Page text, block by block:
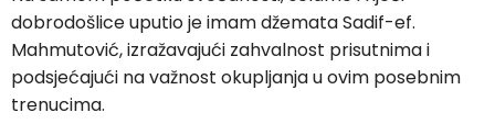
dobrodošlice uputio je imam džemata Sadif-ef.
Mahmutović, izražavajući zahvalnost prisutnima i
podsjećajući na važnost okupljanja u ovim posebnim
trenucima.